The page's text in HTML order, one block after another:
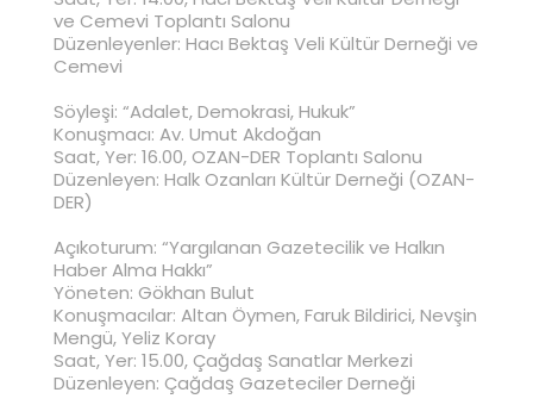
ve Cemevi Toplantı Salonu
Düzenleyenler: Hacı Bektaş Veli Kültür Derneği ve
Cemevi
Söyleşi: “Adalet, Demokrasi, Hukuk”
Konuşmacı: Av. Umut Akdoğan
Saat, Yer: 16.00, OZAN-DER Toplantı Salonu
Düzenleyen: Halk Ozanları Kültür Derneği (OZAN-
DER)
Açıkoturum: “Yargılanan Gazetecilik ve Halkın
Haber Alma Hakkı”
Yöneten: Gökhan Bulut
Konuşmacılar: Altan Öymen, Faruk Bildirici, Nevşin
Mengü, Yeliz Koray
Saat, Yer: 15.00, Çağdaş Sanatlar Merkezi
Düzenleyen: Çağdaş Gazeteciler Derneği